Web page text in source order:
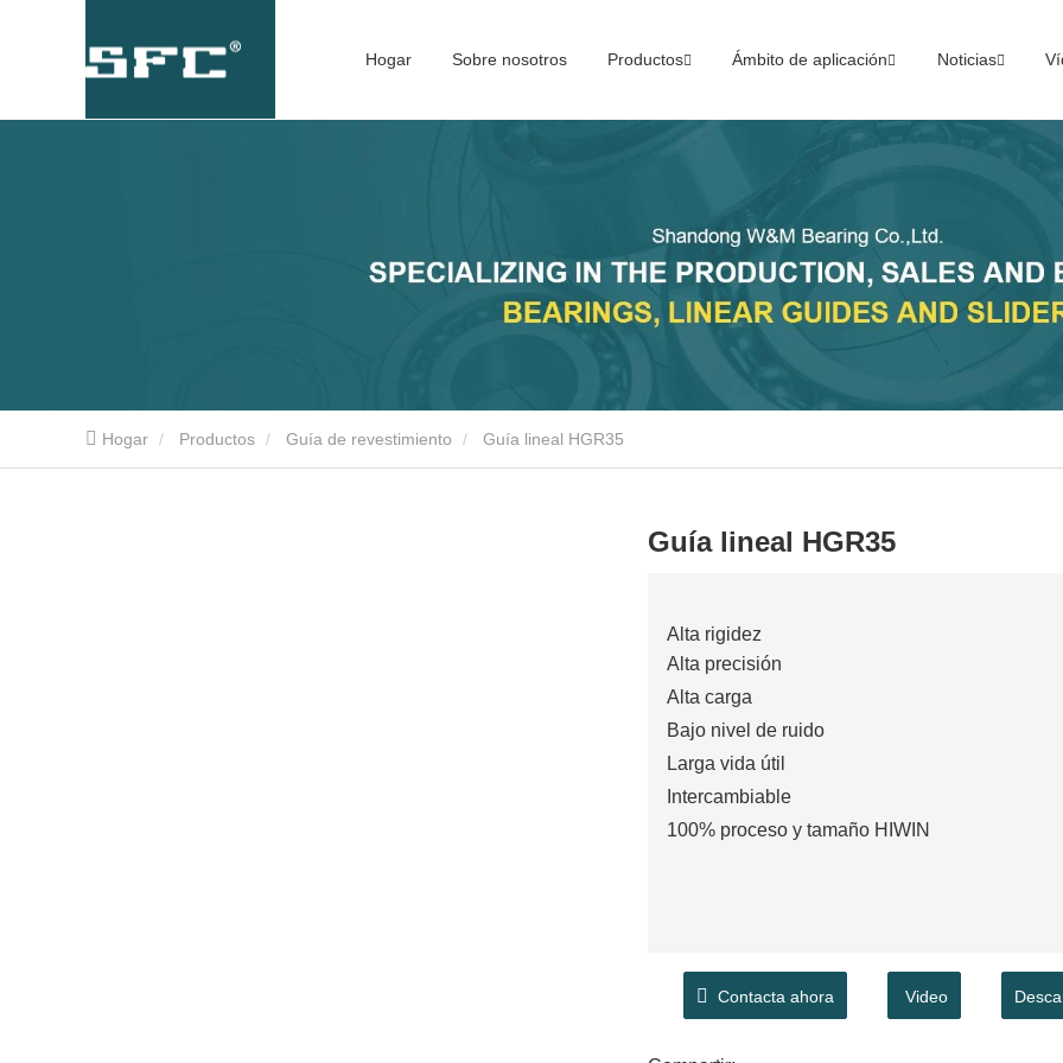
Hogar Sobre nosotros Productos Ámbito de aplicación Noticias
Hogar Productos Guía de revestimiento Guía lineal HGR35
Guía lineal HGR35
Alta rigidez
Alta precisión
Alta carga
Bajo nivel de ruido
Larga vida útil
Intercambiable
100% proceso y tamaño HIWIN
Contacta ahora Video